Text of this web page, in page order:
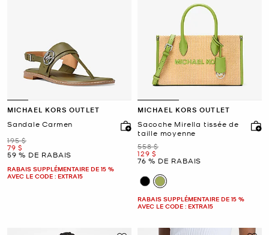
MICHAEL KORS OUTLET
Sandale Carmen
était
195 $
maintenant
79 $
59 % DE RABAIS
RABAIS SUPPLÉMENTAIRE DE 15 %
AVEC LE CODE : EXTRA15
MICHAEL KORS OUTLET
Sacoche Mirella tissée de
taille moyenne
était
558 $
maintenant
129 $
76 % DE RABAIS
RABAIS SUPPLÉMENTAIRE DE 15 %
AVEC LE CODE : EXTRA15